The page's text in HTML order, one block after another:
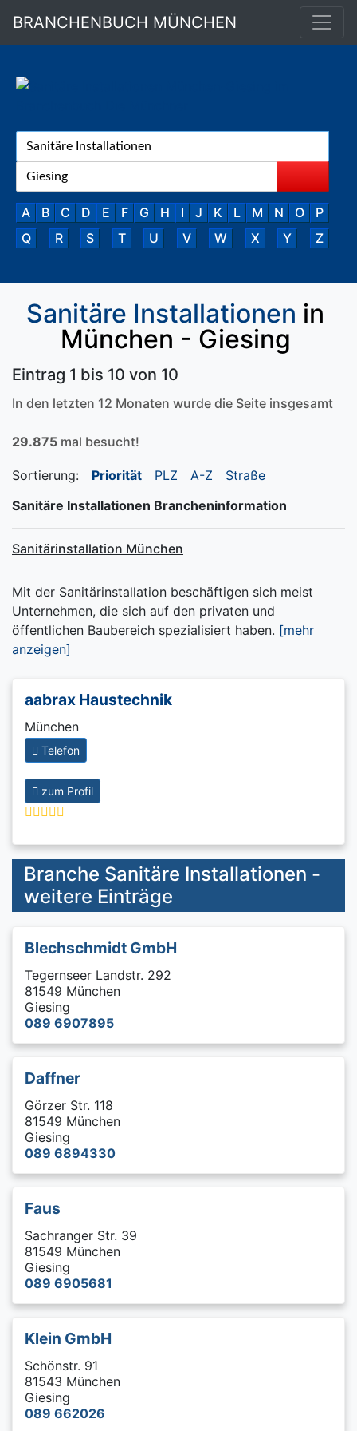
BRANCHENBUCH MÜNCHEN
A B C D E F G H I J K L M N O
P
Q
R S T U V W X Y Z
Sanitäre Installationen in
München - Giesing
Eintrag 1 bis 10 von 10
In den letzten 12 Monaten wurde die Seite insgesamt
29.875 mal besucht!
Sortierung: Priorität PLZ A-Z
Straße
Sanitäre Installationen Brancheninformation
Sanitärinstallation München
Mit der Sanitärinstallation beschäftigen sich meist
Unternehmen, die sich auf den privaten und
öffentlichen Baubereich spezialisiert haben. [mehr
anzeigen]
aabrax Haustechnik
München
Telefon
zum Profil
Branche Sanitäre Installationen -
weitere Einträge
Blechschmidt GmbH
Tegernseer Landstr. 292
81549 München
Giesing
089 6907895
Daffner
Görzer Str. 118
81549 München
Giesing
089 6894330
Faus
Sachranger Str. 39
81549 München
Giesing
089 6905681
Klein GmbH
Schönstr. 91
81543 München
Giesing
089 662026